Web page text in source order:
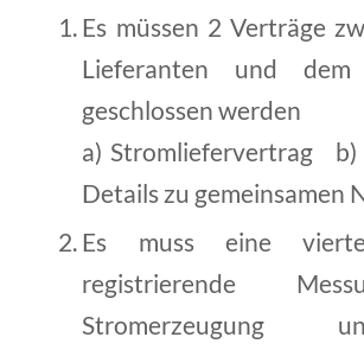
Es müssen 2 Verträge
Lieferanten und dem
geschlossen werden
a) Stromliefervertrag b)
Details zu gemeinsamen
Es muss eine
registrierende
Stromerzeugung